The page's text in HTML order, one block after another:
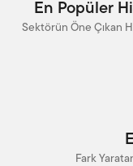
En Popüler
Sektörün Öne Çıkan
Fark